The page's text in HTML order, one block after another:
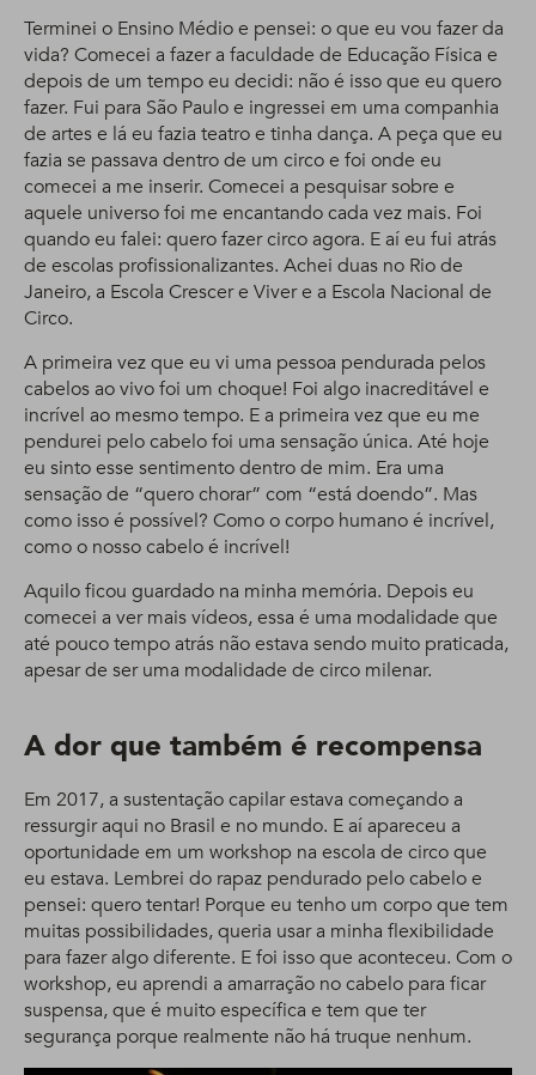
Terminei o Ensino Médio e pensei: o que eu vou fazer da
vida? Comecei a fazer a faculdade de Educação Física e
depois de um tempo eu decidi: não é isso que eu quero
fazer. Fui para São Paulo e ingressei em uma companhia
de artes e lá eu fazia teatro e tinha dança. A peça que eu
fazia se passava dentro de um circo e foi onde eu
comecei a me inserir. Comecei a pesquisar sobre e
aquele universo foi me encantando cada vez mais. Foi
quando eu falei: quero fazer circo agora. E aí eu fui atrás
de escolas profissionalizantes. Achei duas no Rio de
Janeiro, a Escola Crescer e Viver e a Escola Nacional de
Circo.
A primeira vez que eu vi uma pessoa pendurada pelos
cabelos ao vivo foi um choque! Foi algo inacreditável e
incrível ao mesmo tempo. E a primeira vez que eu me
pendurei pelo cabelo foi uma sensação única. Até hoje
eu sinto esse sentimento dentro de mim. Era uma
sensação de “quero chorar” com “está doendo”. Mas
como isso é possível? Como o corpo humano é incrível,
como o nosso cabelo é incrível!
Aquilo ficou guardado na minha memória. Depois eu
comecei a ver mais vídeos, essa é uma modalidade que
até pouco tempo atrás não estava sendo muito praticada,
apesar de ser uma modalidade de circo milenar.
A dor que também é recompensa
Em 2017, a sustentação capilar estava começando a
ressurgir aqui no Brasil e no mundo. E aí apareceu a
oportunidade em um workshop na escola de circo que
eu estava. Lembrei do rapaz pendurado pelo cabelo e
pensei: quero tentar! Porque eu tenho um corpo que tem
muitas possibilidades, queria usar a minha flexibilidade
para fazer algo diferente. E foi isso que aconteceu. Com o
workshop, eu aprendi a amarração no cabelo para ficar
suspensa, que é muito específica e tem que ter
segurança porque realmente não há truque nenhum.